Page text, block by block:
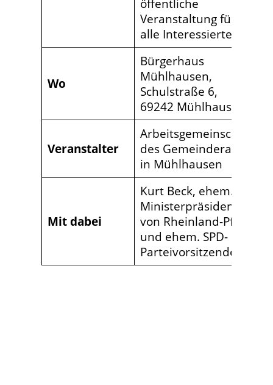
öffentliche
Veranstaltung für
alle Interessierten
Wo
Bürgerhaus
Mühlhausen,
Schulstraße 6,
69242 Mühlhausen
Veranstalter
Arbeitsgemeinschaft
des Gemeinderats
in Mühlhausen
Mit dabei
Kurt Beck, ehem.
Ministerpräsident
von Rheinland-Pfalz
und ehem. SPD-
Parteivorsitzender